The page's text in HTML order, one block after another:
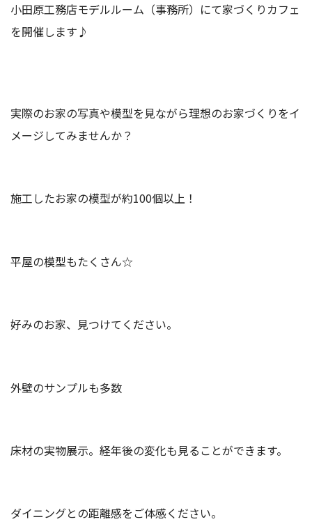
小田原工務店モデルルーム（事務所）にて家づくりカフェ
を開催します♪
実際のお家の写真や模型を見ながら理想のお家づくりをイ
メージしてみませんか？
施工したお家の模型が約100個以上！
平屋の模型もたくさん☆
好みのお家、見つけてください。
外壁のサンプルも多数
床材の実物展示。経年後の変化も見ることができます。
ダイニングとの距離感をご体感ください。